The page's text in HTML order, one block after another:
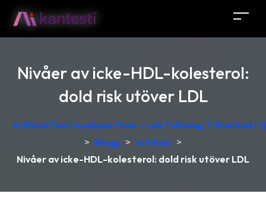
Nivåer av icke-HDL-kolesterol:
dold risk utöver LDL
AI Blood Test Analyzer Free – Lab Tolkning, Tillverkad i
> Blogg > Artiklar >
Nivåer av icke-HDL-kolesterol: dold risk utöver LDL